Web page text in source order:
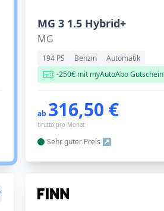
MG 3 1.5 Hybrid+
MG
194 PS Benzin
Automatik
-250€ mit myAutoAbo Gutschein
ab 316,50 €
brutto pro Monat
Sehr guter Preis